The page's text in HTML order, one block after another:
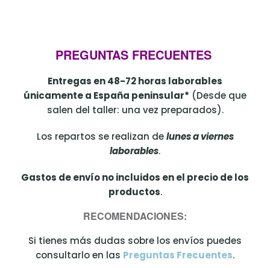
PREGUNTAS FRECUENTES
Entregas en 48-72 horas laborables
únicamente a España peninsular* (Desde que
salen del taller: una vez preparados).
Los repartos se realizan delunes a viernes
laborables.
Gastos de envío no incluidos en el precio de los
productos.
RECOMENDACIONES:
Si tienes más dudas sobre los envíos puedes
consultarlo en las Preguntas Frecuentes.